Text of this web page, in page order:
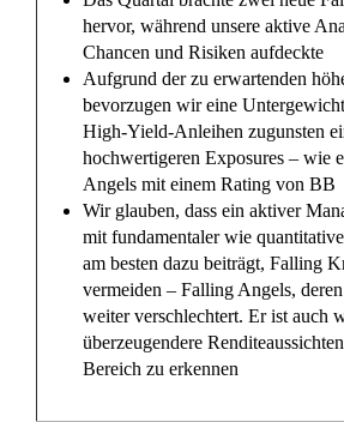
hervor, während unsere aktive
Chancen und Risiken aufdeckte
Aufgrund der zu erwartenden
bevorzugen wir eine
High-Yield-Anleihen zugunsten
hochwertigeren Exposures – wie
Angels mit einem Rating von BB
Wir glauben, dass ein aktiver
mit fundamentaler wie
am besten dazu beiträgt, Falling
vermeiden – Falling Angels,
weiter verschlechtert. Er ist auch
überzeugendere
Bereich zu erkennen